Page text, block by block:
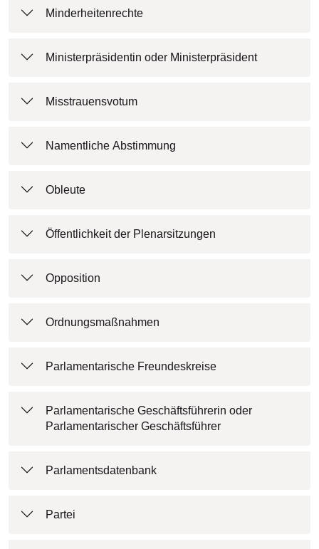
Minderheitenrechte
Ministerpräsidentin oder Ministerpräsident
Misstrauensvotum
Namentliche Abstimmung
Obleute
Öffentlichkeit der Plenarsitzungen
Opposition
Ordnungsmaßnahmen
Parlamentarische Freundeskreise
Parlamentarische Geschäftsführerin oder
Parlamentarischer Geschäftsführer
Parlamentsdatenbank
Partei